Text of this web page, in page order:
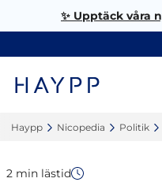
✨ Upptäck våra
Haypp‎ Nicopedia‎ Politik‎
2 min lästid